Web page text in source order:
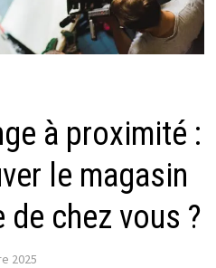
à proximité :
le magasin
de chez vous ?
2025